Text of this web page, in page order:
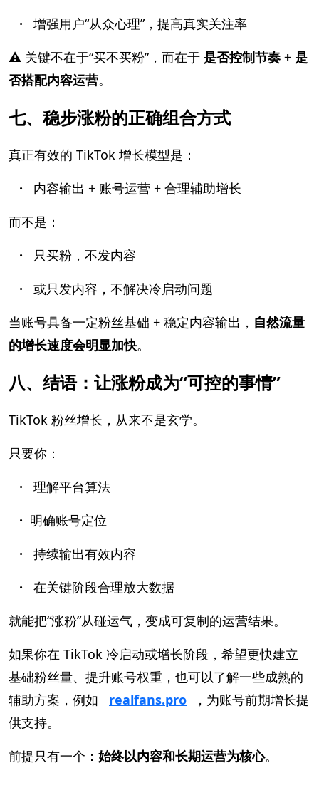
· 增强用户“从众心理”，提高真实关注率
⚠️ 关键不在于“买不买粉”，而在于 是否控制节奏 + 是
否搭配内容运营。
七、稳步涨粉的正确组合方式
真正有效的 TikTok 增长模型是：
·
内容输出 + 账号运营 + 合理辅助增长
而不是：
·
只买粉，不发内容
·
或只发内容，不解决冷启动问题
当账号具备一定粉丝基础 + 稳定内容输出， 自然流量
的增长速度会明显加快。
八、结语：让涨粉成为“可控的事情”
TikTok 粉丝增长，从来不是玄学。
只要你：
·
理解平台算法
· 明确账号定位
·
持续输出有效内容
·
在关键阶段合理放大数据
就能把“涨粉”从碰运气，变成可复制的运营结果。
如果你在 TikTok 冷启动或增长阶段，希望更快建立
基础粉丝量、提升账号权重，也可以了解一些成熟的
辅助方案，例如 realfans.pro
，为账号前期增长提
供支持。
前提只有一个： 始终以内容和长期运营为核心。